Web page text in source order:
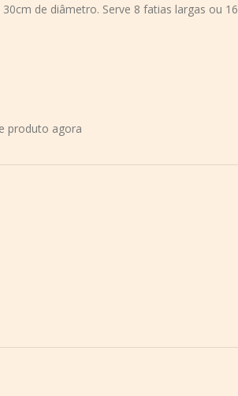
de diâmetro. Serve 8 fatias largas ou 16
produto agora